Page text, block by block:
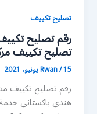
تصليح تكييف
تصليح تكييف
Rwan/15 يونيو، 2021
رقم تصليح تكييف
هندي باكستاني